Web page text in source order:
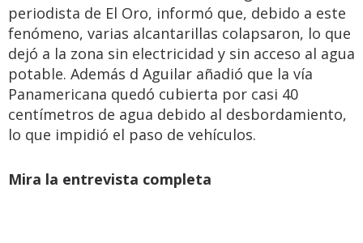
periodista de El Oro, informó que, debido a este
fenómeno, varias alcantarillas colapsaron, lo que
dejó a la zona sin electricidad y sin acceso al agua
potable. Además d Aguilar añadió que la vía
Panamericana quedó cubierta por casi 40
centímetros de agua debido al desbordamiento,
lo que impidió el paso de vehículos.
Mira la entrevista completa